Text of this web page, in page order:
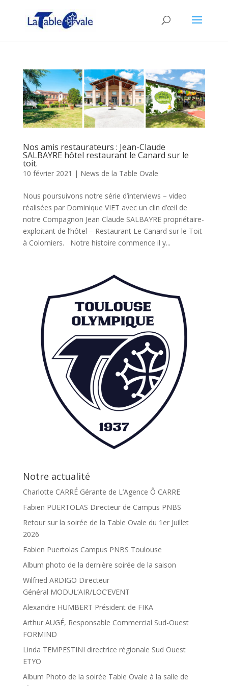
Nos amis restaurateurs : Jean-Claude
SALBAYRE hôtel restaurant le Canard sur le
toit.
10 février 2021 | News de la Table Ovale
Nous poursuivons notre série d’interviews – video
réalisées par Dominique VIET avec un clin d’œil de
notre Compagnon Jean Claude SALBAYRE propriétaire-
exploitant de l’hôtel – Restaurant Le Canard sur le Toit
à Colomiers. Notre histoire commence il y...
Notre actualité
Charlotte CARRÉ Gérante de L’Agence Ô CARRE
Fabien PUERTOLAS Directeur de Campus PNBS
Retour sur la soirée de la Table Ovale du 1er Juillet
2026
Fabien Puertolas Campus PNBS Toulouse
Album photo de la dernière soirée de la saison
Wilfried ARDIGO Directeur
Général MODUL’AIR/LOC’EVENT
Alexandre HUMBERT Président de FIKA
Arthur AUGÉ, Responsable Commercial Sud-Ouest
FORMIND
Linda TEMPESTINI directrice régionale Sud Ouest
ETYO
Album Photo de la soirée Table Ovale à la salle de